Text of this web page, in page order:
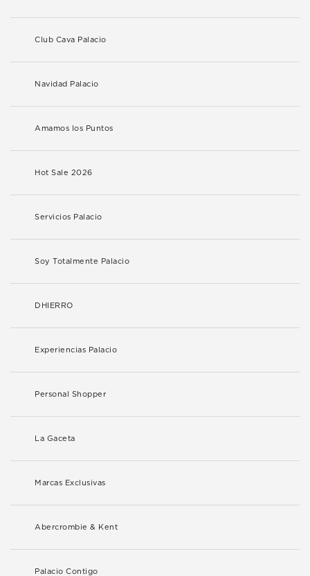
Club Cava Palacio
Navidad Palacio
Amamos los Puntos
Hot Sale 2026
Servicios Palacio
Soy Totalmente Palacio
DHIERRO
Experiencias Palacio
Personal Shopper
La Gaceta
Marcas Exclusivas
Abercrombie & Kent
Palacio Contigo